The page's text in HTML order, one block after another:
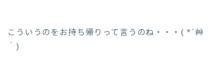
こういうのをお持ち帰りって言うのね・・・( *´艸
｀)